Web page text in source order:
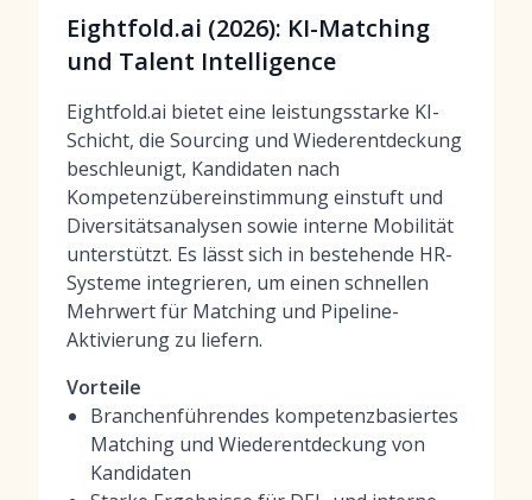
Eightfold.ai (2026): KI-Matching
und Talent Intelligence
Eightfold.ai bietet eine leistungsstarke KI-
Schicht, die Sourcing und Wiederentdeckung
beschleunigt, Kandidaten nach
Kompetenzübereinstimmung einstuft und
Diversitätsanalysen sowie interne Mobilität
unterstützt. Es lässt sich in bestehende HR-
Systeme integrieren, um einen schnellen
Mehrwert für Matching und Pipeline-
Aktivierung zu liefern.
Vorteile
Branchenführendes kompetenzbasiertes
Matching und Wiederentdeckung von
Kandidaten